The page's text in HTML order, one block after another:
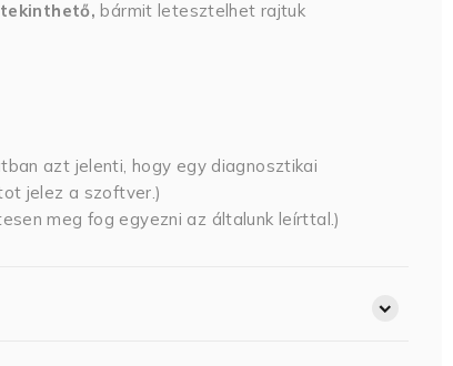
bármit letesztelhet rajtuk
azt jelenti, hogy egy diagnosztikai
jelez a szoftver.)
meg fog egyezni az általunk leírttal.)